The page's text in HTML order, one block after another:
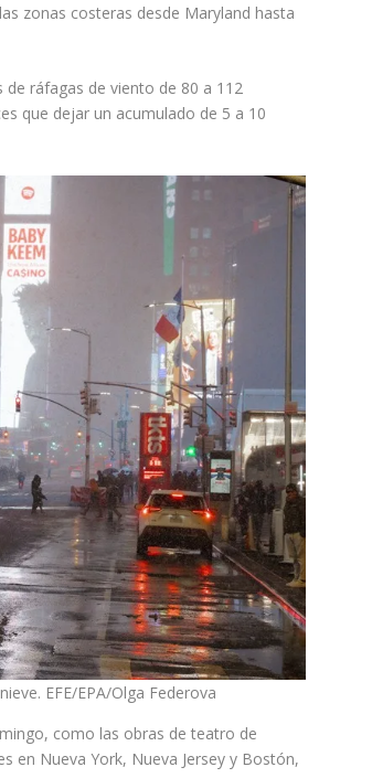
zonas costeras desde Maryland hasta
ráfagas de viento de 80 a 112
que dejar un acumulado de 5 a 10
EFE/EPA/Olga Federova
como las obras de teatro de
en Nueva York, Nueva Jersey y Bostón,